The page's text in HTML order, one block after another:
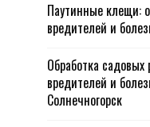
Паутинные клещи:
вредителей и
Обработка садовых
вредителей и
Солнечногорск